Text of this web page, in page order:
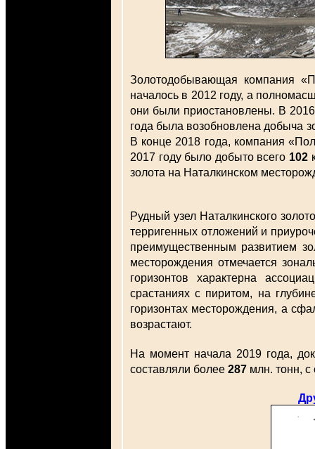
Золотодобывающая компания
началось в 2012 году, а
они были приостановлены. В
года была возобновлена добыча
В конце 2018 года, компания
2017 году было добыто всего 102
золота на Наталкинском
Рудный узел Наталкинского
терригенных отложений и
преимущественным развитием
месторождения отмечается
горизонтов характерна
срастаниях с пиритом, на
горизонтах месторождения, а
возрастают.
На момент начала 2019 года,
составляли более 287 млн. тонн,